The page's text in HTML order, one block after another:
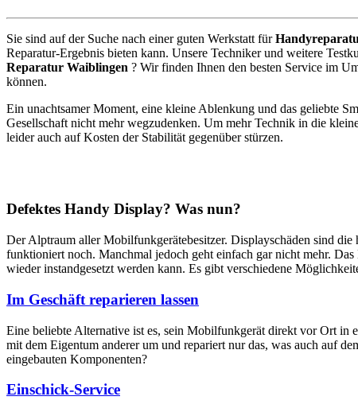
Sie sind auf der Suche nach einer guten Werkstatt für
Reparatur-Ergebnis bieten kann. Unsere Techniker und weitere
Reparatur Waiblingen ? Wir finden Ihnen den besten Service im
können.
Ein unachtsamer Moment, eine kleine Ablenkung und das geliebte
Gesellschaft nicht mehr wegzudenken. Um mehr Technik in die
leider auch auf Kosten der Stabilität gegenüber stürzen.
Defektes Handy Display? Was nun?
Der Alptraum aller Mobilfunkgerätebesitzer. Displayschäden sind die
funktioniert noch. Manchmal jedoch geht einfach gar nicht mehr.
wieder instandgesetzt werden kann. Es gibt verschiedene
Im Geschäft reparieren lassen
Eine beliebte Alternative ist es, sein Mobilfunkgerät direkt vor Ort in
mit dem Eigentum anderer um und repariert nur das, was auch auf
eingebauten Komponenten?
Einschick-Service